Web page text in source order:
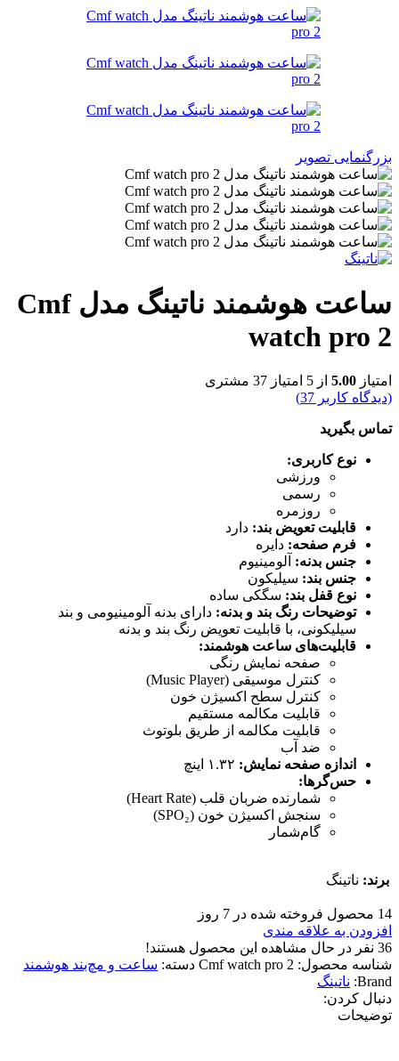
بزرگنمایی تصویر
ساعت هوشمند ناتینگ مدل Cmf
watch pro 2
امتیاز 5.00 از 5 امتیاز 37 مشتری
(دیدگاه کاربر 37
)
تماس بگیرید
نوع کاربری:
ورزشی
رسمی
روزمره
قابلیت تعویض بند: دارد
فرم صفحه: دایره
جنس بدنه: آلومینیوم
جنس بند: سیلیکون
نوع قفل بند: سگکی ساده
توضیحات رنگ بند و بدنه: دارای بدنه آلومینیومی و بند
سیلیکونی، با قابلیت تعویض رنگ بند و بدنه
قابلیت‌های ساعت هوشمند:
صفحه نمایش رنگی
کنترل موسیقی (Music Player)
کنترل سطح اکسیژن خون
قابلیت مکالمه مستقیم
قابلیت مکالمه از طریق بلوتوث
ضد آب
اندازه صفحه نمایش:
حس‌گرها:
شمارنده ضربان قلب (Heart Rate)
سنجش اکسیژن خون (SPO₂)
گام‌شمار
برند: ناتینگ
14 محصول فروخته شده در 7 روز
افزودن به علاقه مندی
36 نفر در حال مشاهده این محصول هستند!
شناسه محصول: Cmf watch pro 2 دسته: ساعت و مچ‌بند هوشمند
Brand: ناتینگ
دنبال کردن:
توضیحات